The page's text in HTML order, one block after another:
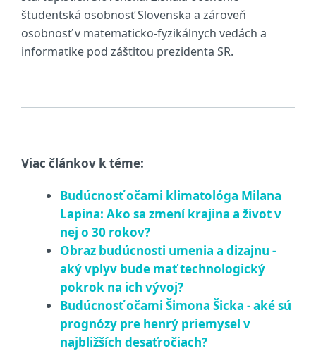
študentská osobnosť Slovenska a zároveň
osobnosť v matematicko-fyzikálnych vedách a
informatike pod záštitou prezidenta SR.
Viac článkov k téme:
Budúcnosť očami klimatológa Milana
Lapina: Ako sa zmení krajina a život v
nej o 30 rokov?
Obraz budúcnosti umenia a dizajnu -
aký vplyv bude mať technologický
pokrok na ich vývoj?
Budúcnosť očami Šimona Šicka - aké sú
prognózy pre henrý priemysel v
najbližších desaťročiach?